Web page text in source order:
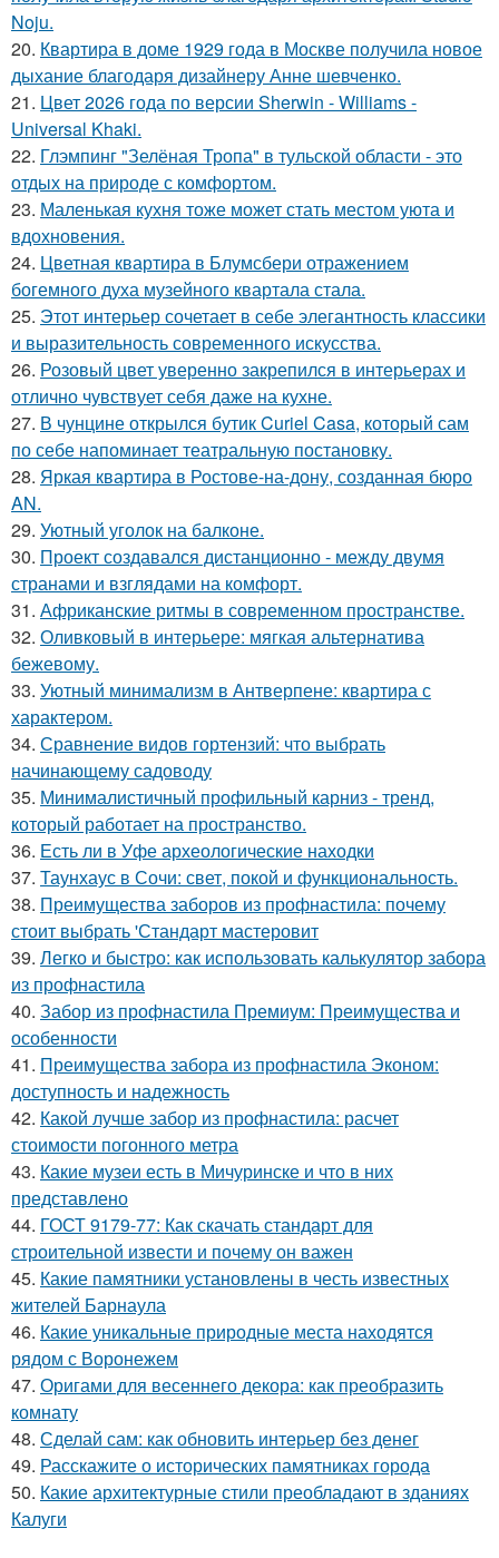
Noju.
20. Квартира в доме 1929 года в Москве получила новое
дыхание благодаря дизайнеру Анне шевченко.
21. Цвет 2026 года по версии Sherwin - Williams -
Universal Khaki.
22. Глэмпинг "Зелёная Тропа" в тульской области - это
отдых на природе с комфортом.
23. Маленькая кухня тоже может стать местом уюта и
вдохновения.
24. Цветная квартира в Блумсбери отражением
богемного духа музейного квартала стала.
25. Этот интерьер сочетает в себе элегантность классики
и выразительность современного искусства.
26. Розовый цвет уверенно закрепился в интерьерах и
отлично чувствует себя даже на кухне.
27. В чунцине открылся бутик Curiel Casa, который сам
по себе напоминает театральную постановку.
28. Яркая квартира в Ростове-на-дону, созданная бюро
AN.
29. Уютный уголок на балконе.
30. Проект создавался дистанционно - между двумя
странами и взглядами на комфорт.
31. Африканские ритмы в современном пространстве.
32. Оливковый в интерьере: мягкая альтернатива
бежевому.
33. Уютный минимализм в Антверпене: квартира с
характером.
34. Сравнение видов гортензий: что выбрать
начинающему садоводу
35. Минималистичный профильный карниз - тренд,
который работает на пространство.
36. Есть ли в Уфе археологические находки
37. Таунхаус в Сочи: свет, покой и функциональность.
38. Преимущества заборов из профнастила: почему
стоит выбрать 'Стандарт мастеровит
39. Легко и быстро: как использовать калькулятор забора
из профнастила
40. Забор из профнастила Премиум: Преимущества и
особенности
41. Преимущества забора из профнастила Эконом:
доступность и надежность
42. Какой лучше забор из профнастила: расчет
стоимости погонного метра
43. Какие музеи есть в Мичуринске и что в них
представлено
44. ГОСТ 9179-77: Как скачать стандарт для
строительной извести и почему он важен
45. Какие памятники установлены в честь известных
жителей Барнаула
46. Какие уникальные природные места находятся
рядом с Воронежем
47. Оригами для весеннего декора: как преобразить
комнату
48. Сделай сам: как обновить интерьер без денег
49. Расскажите о исторических памятниках города
50. Какие архитектурные стили преобладают в зданиях
Калуги